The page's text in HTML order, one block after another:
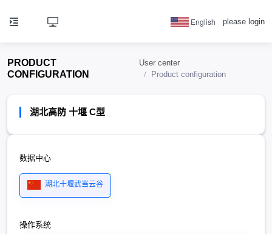
English please login
PRODUCT
CONFIGURATION
User center
Product configuration
湖北高防 十堰 C型
数据中心
湖北十堰武当云谷
操作系统